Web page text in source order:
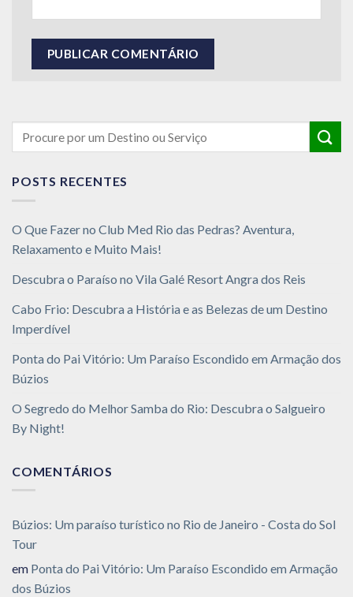
POSTS RECENTES
O Que Fazer no Club Med Rio das Pedras? Aventura,
Relaxamento e Muito Mais!
Descubra o Paraíso no Vila Galé Resort Angra dos Reis
Cabo Frio: Descubra a História e as Belezas de um Destino
Imperdível
Ponta do Pai Vitório: Um Paraíso Escondido em Armação dos
Búzios
O Segredo do Melhor Samba do Rio: Descubra o Salgueiro
By Night!
COMENTÁRIOS
Búzios: Um paraíso turístico no Rio de Janeiro - Costa do Sol
Tour
em Ponta do Pai Vitório: Um Paraíso Escondido em Armação
dos Búzios